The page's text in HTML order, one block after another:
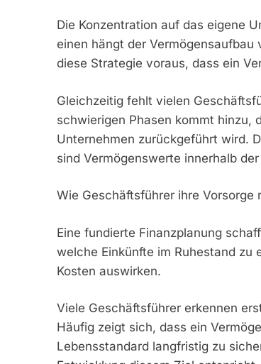
Die Konzentration auf das eigene
einen hängt der
diese Strategie voraus, dass ein
Gleichzeitig fehlt vielen
schwierigen Phasen kommt hinzu,
Unternehmen zurückgeführt wird.
sind Vermögenswerte innerhalb
Wie Geschäftsführer ihre
Eine fundierte Finanzplanung
welche Einkünfte im Ruhestand
Kosten auswirken.
Viele Geschäftsführer erkennen
Häufig zeigt sich, dass ein
Lebensstandard langfristig zu